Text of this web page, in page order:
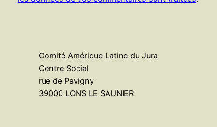
Comité Amérique Latine du Jura
Centre Social
rue de Pavigny
39000 LONS LE SAUNIER